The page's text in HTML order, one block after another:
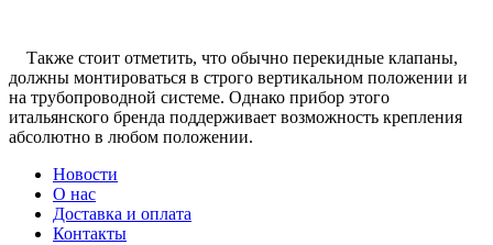
Также стоит отметить, что обычно перекидные клапаны,
должны монтироваться в строго вертикальном положении и
на трубопроводной системе. Однако прибор этого
итальянского бренда поддерживает возможность крепления
абсолютно в любом положении.
Новости
О нас
Доставка и оплата
Контакты